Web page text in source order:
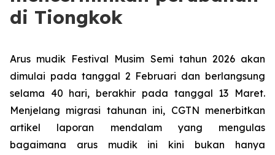
di Tiongkok
Arus mudik Festival Musim Semi tahun 2026 akan
dimulai pada tanggal 2 Februari dan berlangsung
selama 40 hari, berakhir pada tanggal 13 Maret.
Menjelang migrasi tahunan ini, CGTN menerbitkan
artikel laporan mendalam yang mengulas
bagaimana arus mudik ini kini bukan hanya